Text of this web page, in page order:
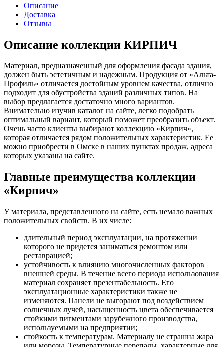
Описание
Доставка
Отзывы
Описание коллекции КИРПИЧ
Материал, предназначенный для оформления фасада здания,
должен быть эстетичным и надежным. Продукция от «Альта-
Профиль» отличается достойным уровнем качества, отлично
подходит для обустройства зданий различных типов. На
выбор предлагается достаточно много вариантов.
Внимательно изучив каталог на сайте, легко подобрать
оптимальный вариант, который поможет преобразить объект.
Очень часто клиенты выбирают коллекцию «Кирпич»,
которая отличается рядом положительных характеристик. Ее
можно приобрести в Омске в наших пунктах продаж, адреса
которых указаны на сайте.
Главные преимущества коллекции
«Кирпич»
У материала, представленного на сайте, есть немало важных
положительных свойств. В их числе:
длительный период эксплуатации, на протяжении
которого не придется заниматься ремонтом или
реставрацией;
устойчивость к влиянию многочисленных факторов
внешней среды. В течение всего периода использования
материал сохраняет презентабельность. Его
эксплуатационные характеристики также не
изменяются. Панели не выгорают под воздействием
солнечных лучей, насыщенность цвета обеспечивается
стойкими пигментами зарубежного производства,
используемыми на предприятии;
стойкость к температурам. Материалу не страшна жара